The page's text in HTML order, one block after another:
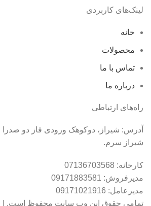
لینک‌های کاربردی
خانه
محصولات
تماس با ما
درباره ما
راه‌های ارتباطی
آدرس: شیراز، دوکوهک ورودی فاز دو صدرا
شیراز سرم.
کارخانه: 07136703568
مدیرفروش: 09171883581
مدیرعامل: 09171021916
تمامی حقوق این وب سایت محفوظ است.